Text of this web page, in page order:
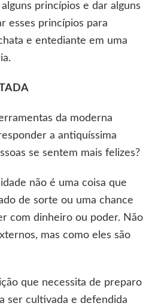
princípios e dar alguns
esses princípios para
e entediante em uma
da moderna
a antiquíssima
se sentem mais felizes?
não é uma coisa que
de sorte ou uma chance
com dinheiro ou poder. Não
mas como eles são
que necessita de preparo
ser cultivada e defendida